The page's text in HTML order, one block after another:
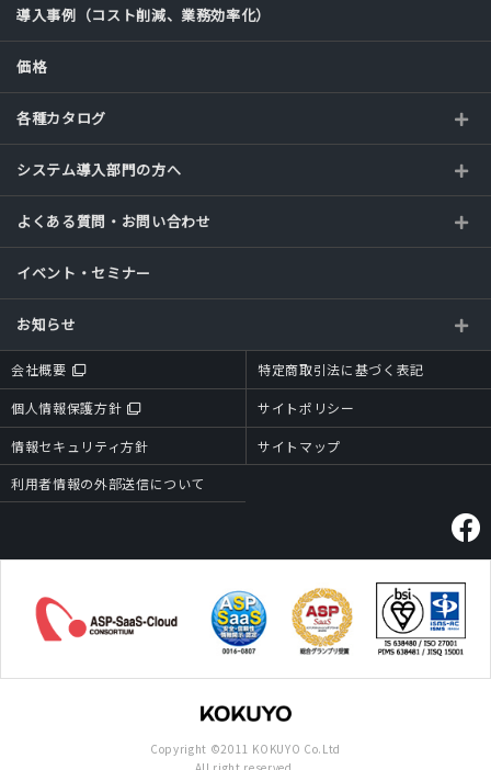
導入事例（コスト削減、業務効率化）
価格
各種カタログ
システム導入部門の方へ
よくある質問・お問い合わせ
イベント・セミナー
お知らせ
会社概要 特定商取引法に基づく表記
個人情報保護方針 サイトポリシー
情報セキュリティ方針
サイトマップ
利用者情報の外部送信について
Copyright ©2011 KOKUYO Co.Ltd